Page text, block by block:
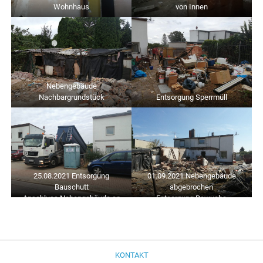
Wohnhaus
von Innen
Nebengebäude
Nachbargrundstück
Entsorgung Sperrmüll
25.08.2021 Entsorgung
Bauschutt
01.09.2021 Nebengebäude
abgebrochen
Anschluss Nebengebäude an
Entsorgung Bewuchs
KONTAKT